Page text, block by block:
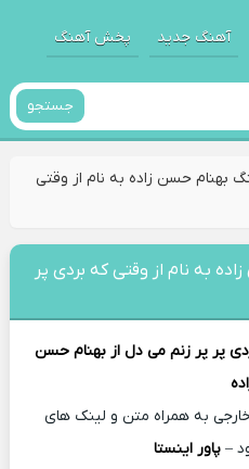
آهنگ جدید پخش آهنگ
جستجو
بهنام حسن زاده به نام از وﻗﺘﻰ
به نام از وﻗﺘﻰ ﻛﻪ ﺑﺮدی ﭘﺮ
ﭘﺮ ﭘﺮ زﻧﻢ می دل ازبهنام حسن
به همراه متن و لینک های
– پاور اینستا